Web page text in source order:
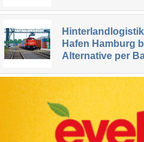
Hafen Hamburg
Alternative per